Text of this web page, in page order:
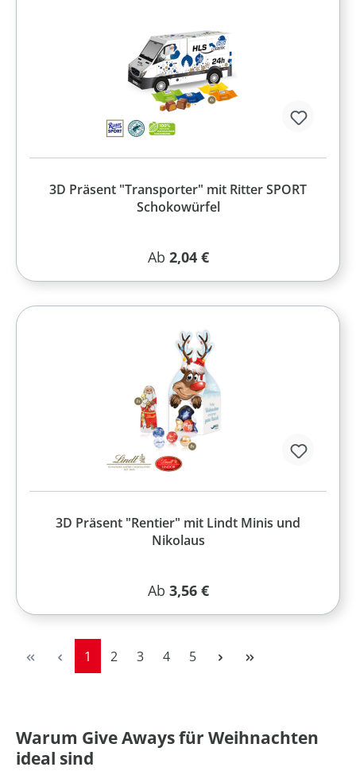
3D Präsent "Transporter" mit Ritter SPORT
Schokowürfel
Regulärer Preis:
Ab 2,04 €
3D Präsent "Rentier" mit Lindt Minis und
Nikolaus
Regulärer Preis:
Ab 3,56 €
Seite
1 Seite
2 Seite
3 Seite
4 Seite
5
Warum Give Aways für Weihnachten
ideal sind